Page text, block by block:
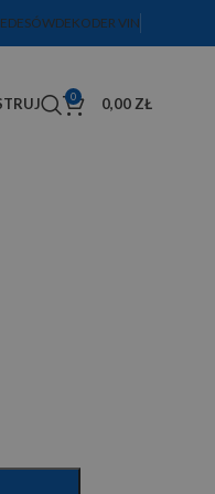
DEKODER VIN
0 0,00 ZŁ